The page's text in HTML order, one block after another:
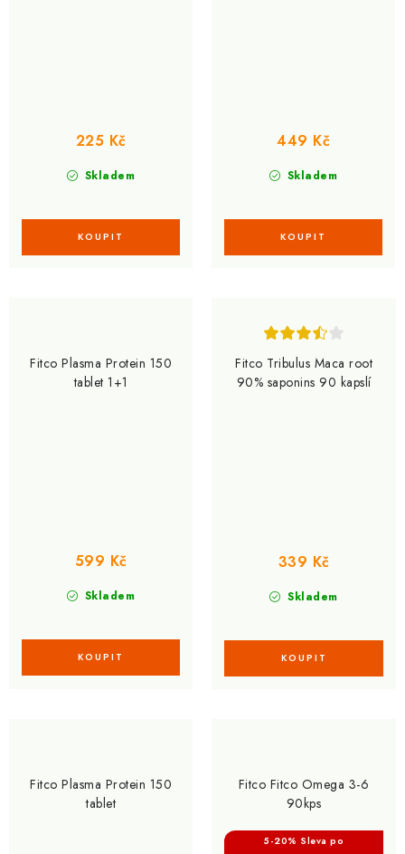
Skladem
225 Kč
Skladem
449 Kč
Fitco Plasma Protein 150
tablet 1+1
Skladem
599 Kč
Fitco Tribulus Maca root
90% saponins 90 kapslí
Skladem
339 Kč
Fitco Plasma Protein 150
tablet
Fitco Fitco Omega 3-6
90kps
5-20% Sleva po